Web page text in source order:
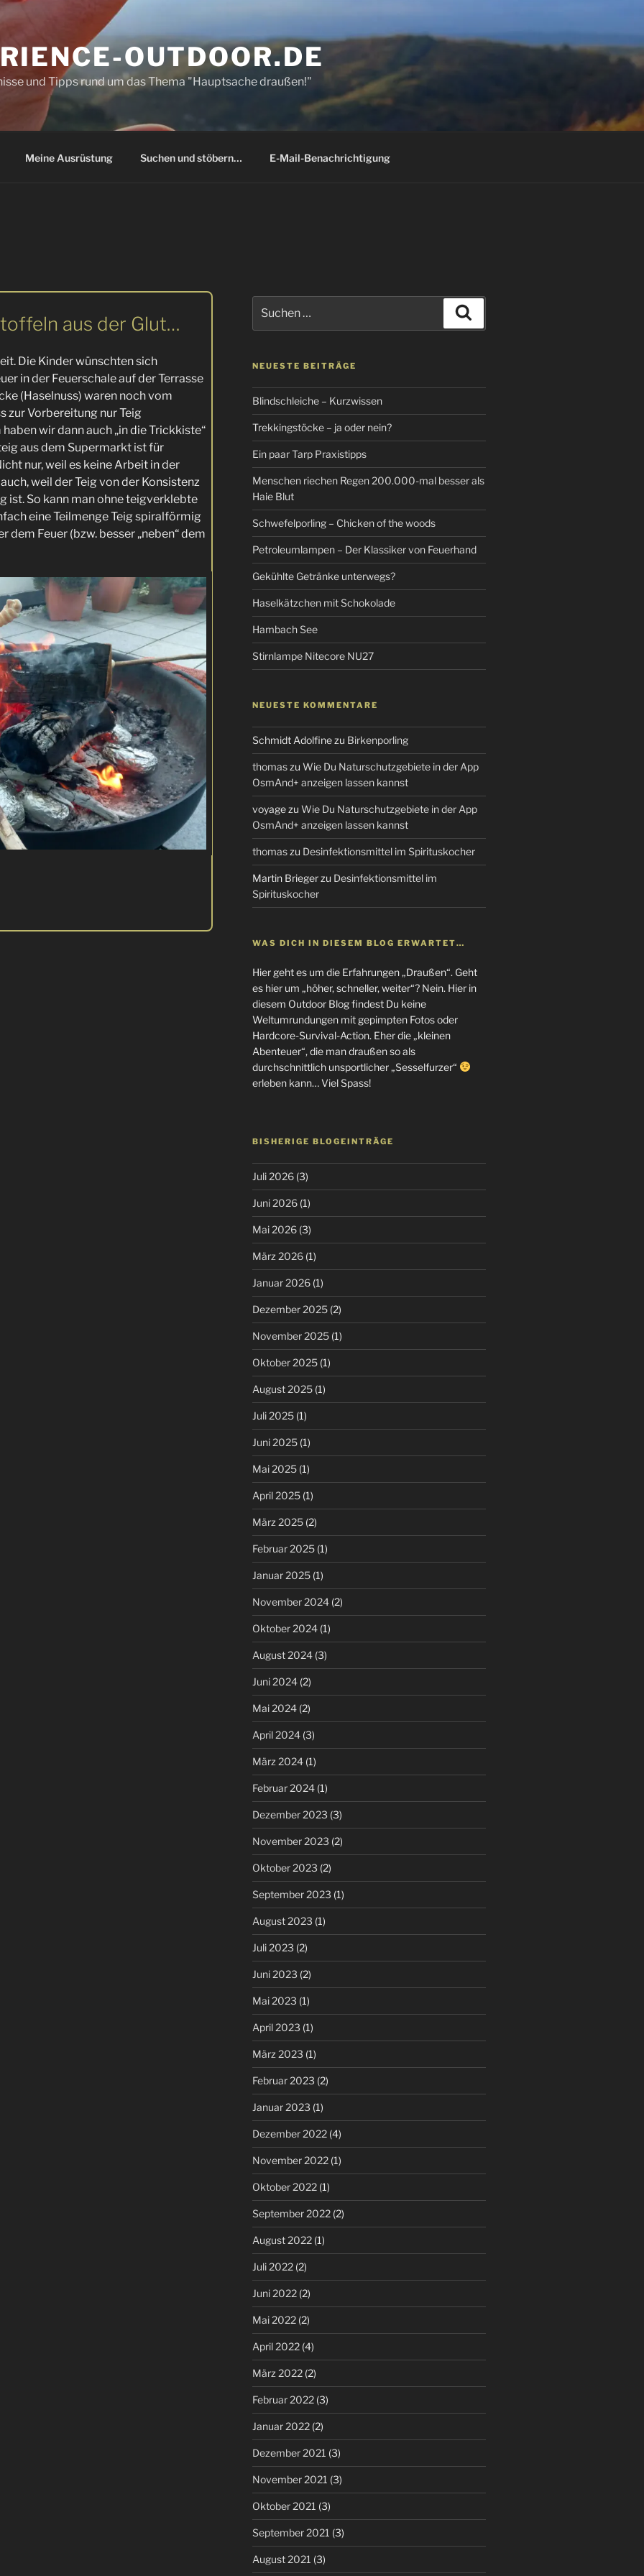
OUTDOOR.DE
und Tipps rund um das Thema "Hauptsache draußen!"
Meine Ausrüstung Suchen und stöbern… E-Mail-Benachrichtigung
aus der Glut…
Die Kinder wünschten sich
in der Feuerschale auf der Terrasse
(Haselnuss) waren noch vom
zur Vorbereitung nur Teig
wir dann auch „in die Trickkiste“
aus dem Supermarkt ist für
nur, weil es keine Arbeit in der
weil der Teig von der Konsistenz
ist. So kann man ohne teigverklebte
eine Teilmenge Teig spiralförmig
dem Feuer (bzw. besser „neben“ dem
nach:
NEUESTE BEITRÄGE
Blindschleiche – Kurzwissen
Trekkingstöcke – ja oder nein?
Ein paar Tarp Praxistipps
Menschen riechen Regen 200.000-mal besser als
Haie Blut
Schwefelporling – Chicken of the woods
Petroleumlampen – Der Klassiker von Feuerhand
Gekühlte Getränke unterwegs?
Haselkätzchen mit Schokolade
Hambach See
Stirnlampe Nitecore NU27
NEUESTE KOMMENTARE
Schmidt Adolfinezu Birkenporling
thomaszu Wie Du Naturschutzgebiete in der App
OsmAnd+ anzeigen lassen kannst
voyagezu Wie Du Naturschutzgebiete in der App
OsmAnd+ anzeigen lassen kannst
thomaszu Desinfektionsmittel im Spirituskocher
Martin Briegerzu Desinfektionsmittel im
Spirituskocher
WAS DICH IN DIESEM BLOG ERWARTET…
Hier geht es um die Erfahrungen „Draußen“. Geht
es hier um „höher, schneller, weiter“? Nein. Hier in
diesem Outdoor Blog findest Du keine
Weltumrundungen mit gepimpten Fotos oder
Hardcore-Survival-Action. Eher die „kleinen
Abenteuer“, die man draußen so als
durchschnittlich unsportlicher „Sesselfurzer“
erleben kann… Viel Spass!
BISHERIGE BLOGEINTRÄGE
Juli 2026(3)
Juni 2026(1)
Mai 2026(3)
März 2026(1)
Januar 2026(1)
Dezember 2025(2)
November 2025(1)
Oktober 2025(1)
August 2025(1)
Juli 2025(1)
Juni 2025(1)
Mai 2025(1)
April 2025(1)
März 2025(2)
Februar 2025(1)
Januar 2025(1)
November 2024(2)
Oktober 2024(1)
August 2024(3)
Juni 2024(2)
Mai 2024(2)
April 2024(3)
März 2024(1)
Februar 2024(1)
Dezember 2023 (3)
November 2023 (2)
Oktober 2023 (2)
September 2023 (1)
August 2023 (1)
Juli 2023 (2)
Juni 2023 (2)
Mai 2023 (1)
April 2023 (1)
März 2023 (1)
Februar 2023 (2)
Januar 2023 (1)
Dezember 2022(4)
November 2022(1)
Oktober 2022(1)
September 2022(2)
August 2022(1)
Juli 2022(2)
Juni 2022(2)
Mai 2022(2)
April 2022(4)
März 2022(2)
Februar 2022(3)
Januar 2022(2)
Dezember 2021 (3)
November 2021 (3)
Oktober 2021 (3)
September 2021 (3)
August 2021 (3)